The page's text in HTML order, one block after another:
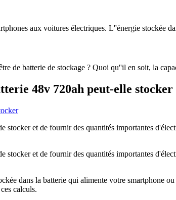
aux voitures électriques. L''énergie stockée
de batterie de stockage ? Quoi qu''il en soit, la
48v 720ah peut-elle stocker
et de fournir des quantités importantes
et de fournir des quantités importantes
dans la batterie qui alimente votre smartphone
calculs.